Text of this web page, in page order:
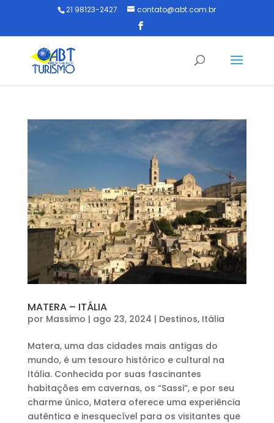
21 98123-2427 contato@abt.com.br
MATERA – ITÁLIA
por Massimo | ago 23, 2024 | Destinos, Itália
Matera, uma das cidades mais antigas do
mundo, é um tesouro histórico e cultural na
Itália. Conhecida por suas fascinantes
habitações em cavernas, os “Sassi”, e por seu
charme único, Matera oferece uma experiência
autêntica e inesquecível para os visitantes que